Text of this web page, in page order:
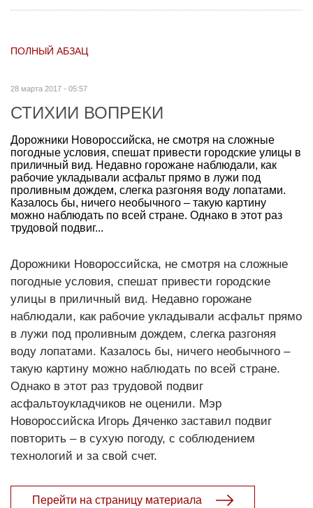
ПОЛНЫЙ АБЗАЦ
28 марта 2017 - 05:57
СТИХИИ ВОПРЕКИ
Дорожники Новороссийска, не смотря на сложные
погодные условия, спешат привести городские улицы в
приличный вид. Недавно горожане наблюдали, как
рабочие укладывали асфальт прямо в лужи под
проливным дождем, слегка разгоняя воду лопатами.
Казалось бы, ничего необычного – такую картину
можно наблюдать по всей стране. Однако в этот раз
трудовой подвиг...
Дорожники Новороссийска, не смотря на сложные
погодные условия, спешат привести городские
улицы в приличный вид. Недавно горожане
наблюдали, как рабочие укладывали асфальт прямо
в лужи под проливным дождем, слегка разгоняя
воду лопатами. Казалось бы, ничего необычного –
такую картину можно наблюдать по всей стране.
Однако в этот раз трудовой подвиг
асфальтоукладчиков не оценили. Мэр
Новороссийска Игорь Дяченко заставил подвиг
повторить – в сухую погоду, с соблюдением
технологий и за свой счет.
Перейти на страницу материала